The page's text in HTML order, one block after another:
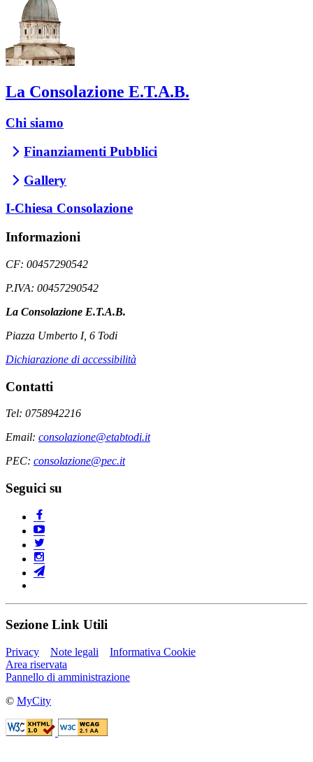
La Consolazione E.T.A.B.
Chi siamo
Finanziamenti Pubblici
Gallery
I-Chiesa Consolazione
Informazioni
CF: 00457290542
P.IVA: 00457290542
La Consolazione E.T.A.B.
Piazza Umberto I, 6 Todi
Dichiarazione di accessibilità
Contatti
Tel: 0758942216
Email: consolazione@etabtodi.it
PEC: consolazione@pec.it
Seguici su
Sezione Link Utili
Privacy Note legali
Informativa Cookie
Area riservata
Pannello di amministrazione
© MyCity